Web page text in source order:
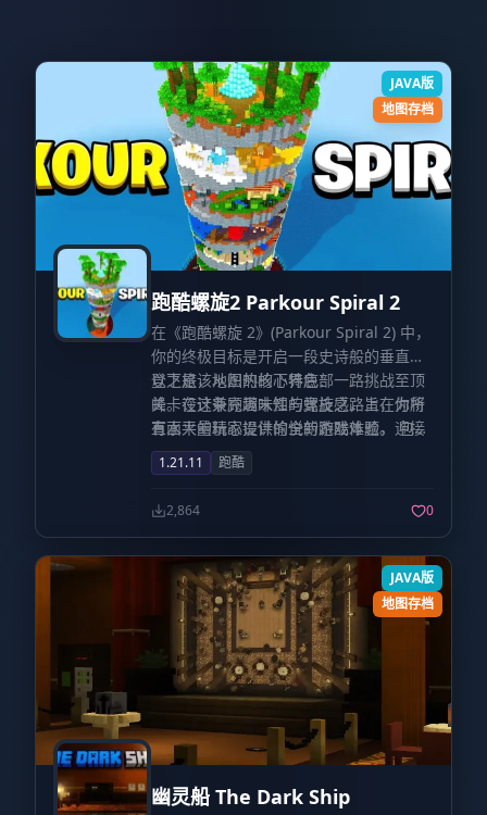
JAVA版
地图存档
跑酷螺旋2 Parkour Spiral 2
在《跑酷螺旋 2》(Parkour Spiral 2) 中，
你的终极目标是开启一段史诗般的垂直攀
登之旅，从炽热的下界底部一路挑战至顶
峰。在这条充满未知的螺旋之路上，你将
直面大量精心设计的全新跑酷难题，迎接
这份考验的勇气，你具备吗？
以下是该地图的核心特色：
关卡设计兼顾趣味性与竞技感，旨在为所
有水平的玩家提供愉悦的游戏体验。 包含
大量风格迥异的独特主题关卡，并且完美
支持多人联机游玩，是与好友竞技的绝佳
选择。 引入了完善的排名系统，通过记录
你的表现，极大地增强了地图的可重玩
条捷径都等待着被发现，你能否将它们全
部挖掘出来？
1.21.11 跑酷
2,864 0
JAVA版
地图存档
幽灵船 The Dark Ship